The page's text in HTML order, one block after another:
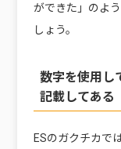
ができた」のよ
しょう。
数字を使用し
記載してある
ESのガクチカで